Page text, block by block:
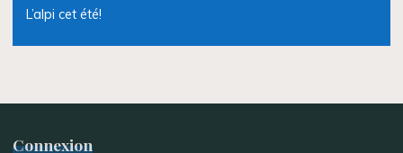
L’alpi cet été!
Connexion